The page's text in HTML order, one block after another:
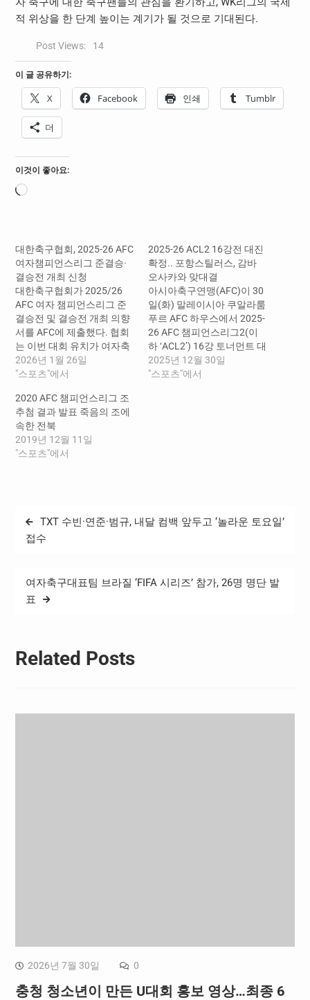
적 위상을 한 단계 높이는 계기가 될 것으로 기대된다.
Post Views: 14
이 글 공유하기:
X Facebook 인쇄 Tumblr
더
이것이 좋아요:
로
대한축구협회, 2025-26 AFC
여자챔피언스리그 준결승·
결승전 개최 신청
대한축구협회가 2025/26
AFC 여자 챔피언스리그 준
결승전 및 결승전 개최 의향
서를 AFC에 제출했다. 협회
는 이번 대회 유치가 여자축
구에 대한 관심 환기 및 WK
리그 경쟁력 제고에 보탬이
일인 마감일에 맞춰 지난 23
일 개최 의향서를 전달했다.
단, 여자 챔피언스리그 준결
승 및 결승전 유치는 수원FC
위민이 4강에 진출해야 가능
2026년 1월 26일
"스포츠"에서
2025-26 ACL2 16강전 대진
확정.. 포항스틸러스, 감바
오사카와 맞대결
아시아축구연맹(AFC)이 30
일(화) 말레이시아 쿠알라룸
푸르 AFC 하우스에서 2025-
26 AFC 챔피언스리그2(이
하 ‘ACL2’) 16강 토너먼트 대
진 추첨을 진행했다. ACL2
는 그룹 스테이지부터 4강
2025년 12월 30일
"스포츠"에서
2020 AFC 챔피언스리그 조
추첨 결과 발표 죽음의 조에
속한 전북
2019년 12월 11일
"스포츠"에서
글
탐
TXT 수빈·연준·범규, 내달 컴백 앞두고 ‘놀라운 토요일’
접수
여자축구대표팀 브라질 ‘FIFA 시리즈’ 참가, 26명 명단 발
표
Related Posts
2026년 7월 30일 0
충청 청소년이 만든 U대회 홍보 영상…최종 6